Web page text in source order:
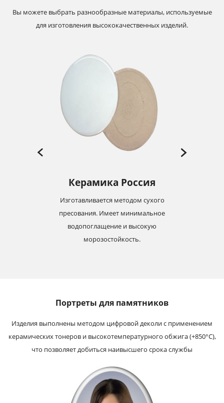
Вы можете выбрать разнообразные материалы, используемые
для изготовления высококачественных изделий.
Керамика Россия
Изготавливается методом сухого
пресования. Имеет минимальное
водопоглащение и высокую
морозостойкость.
Портреты для памятников
Изделия выполнены методом цифровой деколи с применением
керамических тонеров и высокотемпературного обжига (+850°С),
что позволяет добиться наивысшего срока службы